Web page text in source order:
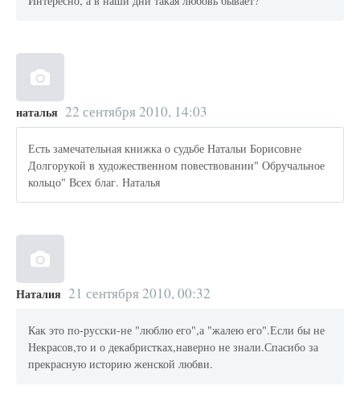
наталья 22 сентября 2010, 14:03
Есть замечательная книжка о судьбе Натальи Борисовне
Долгорукой в художественном повествовании" Обручальное
кольцо" Всех благ. Наталья
Наталия 21 сентября 2010, 00:32
Как это по-русски-не "люблю его",а "жалею его".Если бы не
Некрасов,то и о декабристках,наверно не знали.Спасибо за
прекрасную историю женской любви.